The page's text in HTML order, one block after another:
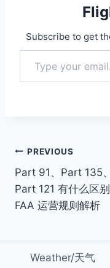
Subscribe to get
Type your email…
Post
navigation
PREVIOUS
Part 91、Part 135、
Part 121 有什么区别
FAA 运营规则解析
Weather/天气